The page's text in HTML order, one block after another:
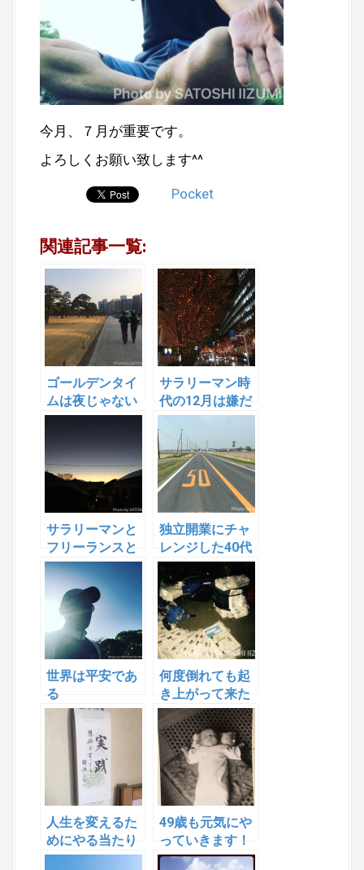
今月、７月が重要です。
よろしくお願い致します^^
Pocket
関連記事一覧:
ゴールデンタイ
ムは夜じゃない
サラリーマン時
代の12月は嫌だ
った
サラリーマンと
フリーランスと
の違い お金の
受けとり方
独立開業にチャ
レンジした40代
が終わりました
世界は平安であ
る
何度倒れても起
き上がって来た
人生を変えるた
めにやる当たり
前のこと
49歳も元気にや
っていきます！
よろしくお願い